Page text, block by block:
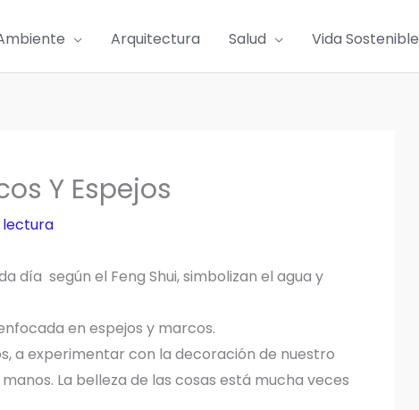
Arquitectura Salud Vida Sostenible
Y Espejos
lectura
día según el Feng Shui, simbolizan el agua y
en espejos y marcos.
a experimentar con la decoración de nuestro
La belleza de las cosas está mucha veces